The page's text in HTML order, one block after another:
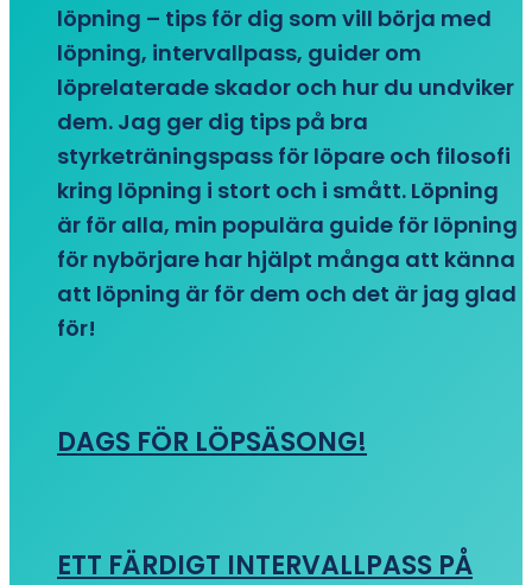
löpning – tips för dig som vill börja med
löpning, intervallpass, guider om
löprelaterade skador och hur du undviker
dem. Jag ger dig tips på bra
styrketräningspass för löpare och filosofi
kring löpning i stort och i smått. Löpning
är för alla, min populära guide för löpning
för nybörjare har hjälpt många att känna
att löpning är för dem och det är jag glad
för!
DAGS FÖR LÖPSÄSONG!
ETT FÄRDIGT INTERVALLPASS PÅ